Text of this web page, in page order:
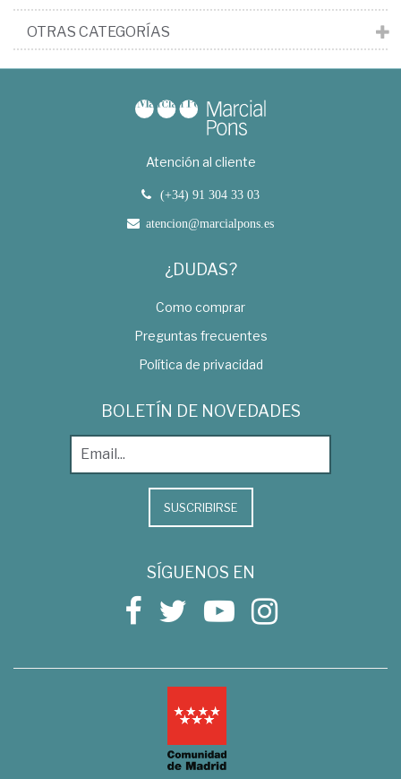
OTRAS CATEGORÍAS
Atención al cliente
(+34) 91 304 33 03
atencion@marcialpons.es
¿DUDAS?
Como comprar
Preguntas frecuentes
Política de privacidad
BOLETÍN DE NOVEDADES
SUSCRIBIRSE
SÍGUENOS EN